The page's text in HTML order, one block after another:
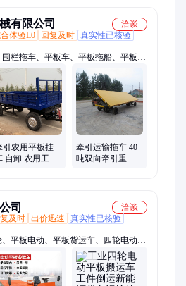
有限公司
洽谈
体验L0 回复及时 真实性已核验
栏拖车、平板车、平板拖船、平板拖
柴油四轮、拖拉机车、双轴三向、三
车、农用拖车、搬运拖车、后翻自
、箱式拖车、木屋底盘、回转转盘、自
拖车
引农用平板挂
自卸 农用工具
牵引运输拖车 40
吨双向牵引重型
司
洽谈
及时 出价迅速
真实性已核验
平板电动、平板货运车、四轮电动
、全挂拖车、四轮搬运车